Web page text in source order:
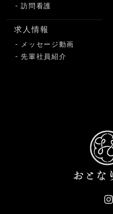
訪問看護
求人情報
メッセージ動画
先輩社員紹介